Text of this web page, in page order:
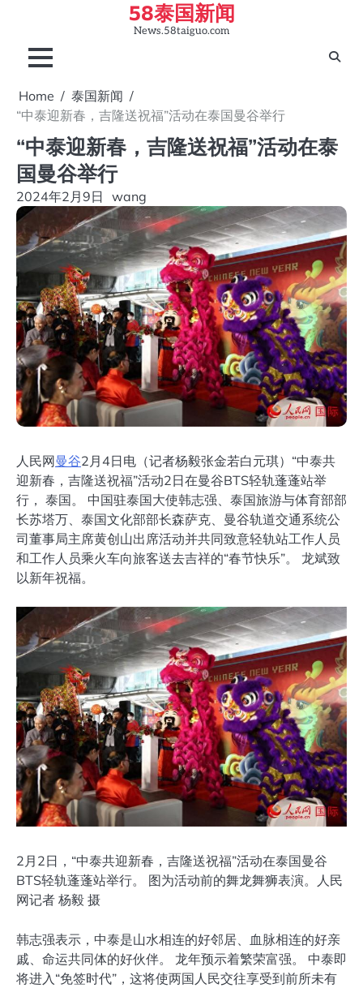
content
58泰国新闻
News.58taiguo.com
Home
泰国新闻
“中泰迎新春，吉隆送祝福”活动在泰国曼谷举行
“中泰迎新春，吉隆送祝福”活动在泰
国曼谷举行
2024年2月9日 wang
人民网曼谷2月4日电（记者杨毅张金若白元琪）“中泰共
迎新春，吉隆送祝福”活动2日在曼谷BTS轻轨蓬蓬站举
行， 泰国。 中国驻泰国大使韩志强、泰国旅游与体育部部
长苏塔万、泰国文化部部长森萨克、曼谷轨道交通系统公
司董事局主席黄创山出席活动并共同致意轻轨站工作人员
和工作人员乘火车向旅客送去吉祥的“春节快乐”。 龙斌致
以新年祝福。
2月2日，“中泰共迎新春，吉隆送祝福”活动在泰国曼谷
BTS轻轨蓬蓬站举行。 图为活动前的舞龙舞狮表演。人民
网记者 杨毅 摄
韩志强表示，中泰是山水相连的好邻居、血脉相连的好亲
戚、命运共同体的好伙伴。 龙年预示着繁荣富强。 中泰即
将进入“免签时代”，这将使两国人民交往享受到前所未有